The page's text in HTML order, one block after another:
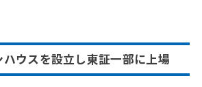
ウスを設立し東証一部に上場